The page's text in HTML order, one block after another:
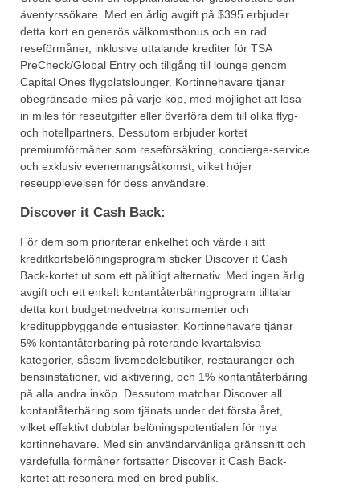
äventyrssökare. Med en årlig avgift på $395 erbjuder
detta kort en generös välkomstbonus och en rad
reseförmåner, inklusive uttalande krediter för TSA
PreCheck/Global Entry och tillgång till lounge genom
Capital Ones flygplatslounger. Kortinnehavare tjänar
obegränsade miles på varje köp, med möjlighet att lösa
in miles för reseutgifter eller överföra dem till olika flyg-
och hotellpartners. Dessutom erbjuder kortet
premiumförmåner som reseförsäkring, concierge-service
och exklusiv evenemangsåtkomst, vilket höjer
reseupplevelsen för dess användare.
Discover it Cash Back:
För dem som prioriterar enkelhet och värde i sitt
kreditkortsbelöningsprogram sticker Discover it Cash
Back-kortet ut som ett pålitligt alternativ. Med ingen årlig
avgift och ett enkelt kontantåterbäringprogram tilltalar
detta kort budgetmedvetna konsumenter och
kredituppbyggande entusiaster. Kortinnehavare tjänar
5% kontantåterbäring på roterande kvartalsvisa
kategorier, såsom livsmedelsbutiker, restauranger och
bensinstationer, vid aktivering, och 1% kontantåterbäring
på alla andra inköp. Dessutom matchar Discover all
kontantåterbäring som tjänats under det första året,
vilket effektivt dubblar belöningspotentialen för nya
kortinnehavare. Med sin användarvänliga gränssnitt och
värdefulla förmåner fortsätter Discover it Cash Back-
kortet att resonera med en bred publik.